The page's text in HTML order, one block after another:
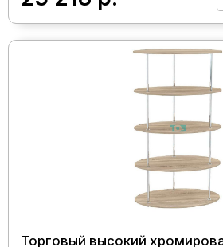
Торговый высокий